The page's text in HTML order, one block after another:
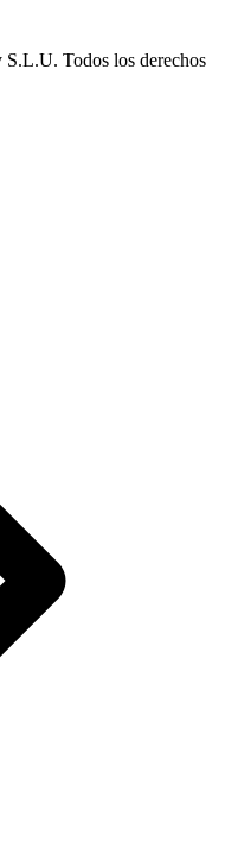
Todos los derechos